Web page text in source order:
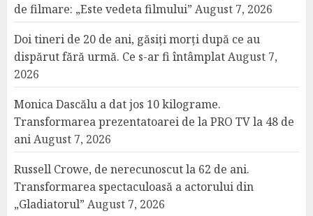
de filmare: „Este vedeta filmului” August 7, 2026
Doi tineri de 20 de ani, găsiți morți după ce au
dispărut fără urmă. Ce s-ar fi întâmplatAugust 7,
2026
Monica Dascălu a dat jos 10 kilograme.
Transformarea prezentatoarei de la PRO TV la 48 de
aniAugust 7, 2026
Russell Crowe, de nerecunoscut la 62 de ani.
Transformarea spectaculoasă a actorului din
„Gladiatorul” August 7, 2026